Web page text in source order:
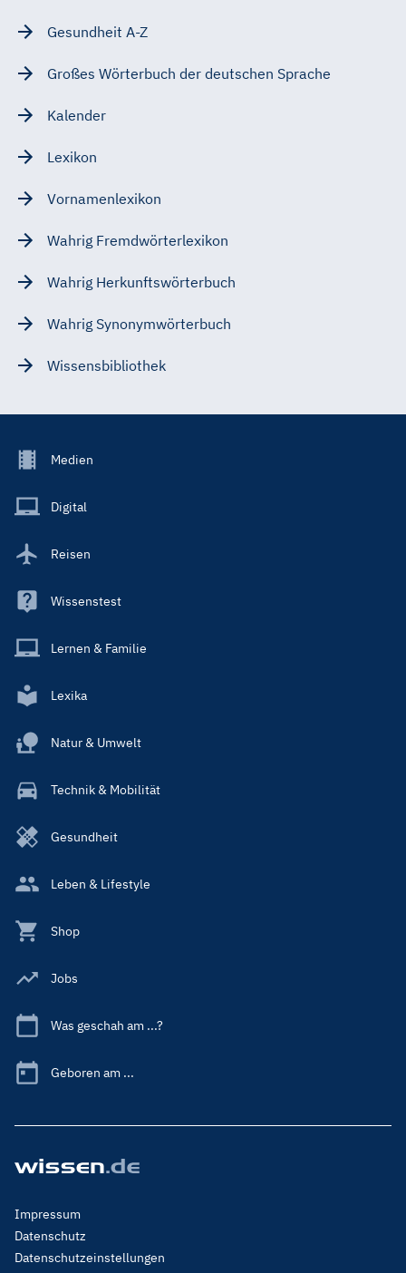
Gesundheit A-Z
Großes Wörterbuch der deutschen Sprache
Kalender
Lexikon
Vornamenlexikon
Wahrig Fremdwörterlexikon
Wahrig Herkunftswörterbuch
Wahrig Synonymwörterbuch
Wissensbibliothek
Footer
Main
Medien
Digital
Reisen
Wissenstest
Lernen & Familie
Lexika
Natur & Umwelt
Technik & Mobilität
Gesundheit
Leben & Lifestyle
Shop
Jobs
Was geschah am ...?
Geboren am ...
Footer
Menu
Legal
Impressum
Datenschutz
Datenschutzeinstellungen